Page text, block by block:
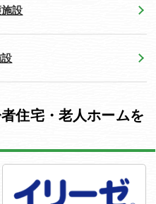
設
住宅・老人ホームを